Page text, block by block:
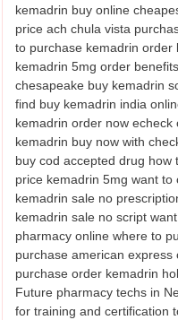
kemadrin buy online
price ach chula vista
to purchase kemadrin
kemadrin 5mg order
chesapeake buy kemadrin
find buy kemadrin india
kemadrin order now
kemadrin buy now with
buy cod accepted drug
price kemadrin 5mg want
kemadrin sale no
kemadrin sale no script
pharmacy online where to
purchase american
purchase order kemadrin
Future pharmacy techs in
for training and certification